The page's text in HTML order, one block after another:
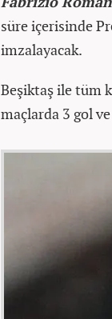
süre içerisinde
imzalayacak.
Beşiktaş ile tüm
maçlarda 3 gol